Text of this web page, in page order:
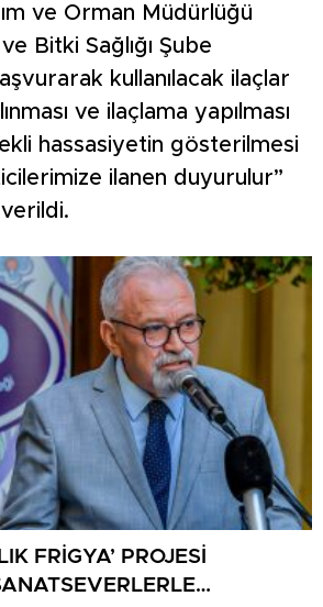
ve Orman Müdürlüğü
Bitki Sağlığı Şube
kullanılacak ilaçlar
ve ilaçlama yapılması
hassasiyetin gösterilmesi
ilanen duyurulur”
FRİGYA’ PROJESİ